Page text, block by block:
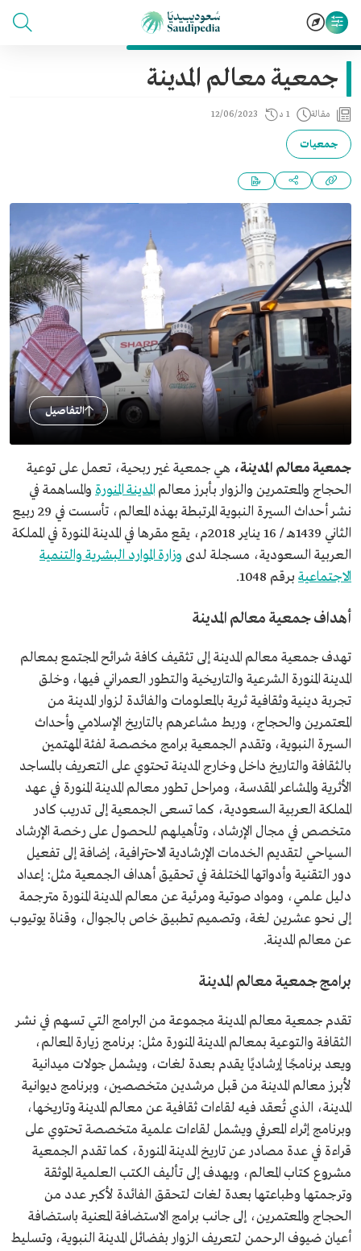
جمعية معالم المدينة
مقالة 1 د 12/06/2023
جمعيات
التفاصيل
جمعية معالم المدينة، هي جمعية غير ربحية، تعمل على توعية
الحجاج والمعتمرين والزوار بأبرز معالم المدينة المنورة والمساهمة في
نشر أحداث السيرة النبوية المرتبطة بهذه المعالم، تأسست في 29 ربيع
الثاني 1439هـ / 16 يناير 2018م، يقع مقرها في المدينة المنورة في المملكة
العربية السعودية، مسجلة لدى وزارة الموارد البشرية والتنمية
الاجتماعية برقم 1048.
أهداف جمعية معالم المدينة
تهدف جمعية معالم المدينة إلى تثقيف كافة شرائح المجتمع بمعالم
المدينة المنورة الشرعية والتاريخية والتطور العمراني فيها، وخلق
تجربة دينية وثقافية ثرية بالمعلومات والفائدة لزوار المدينة من
المعتمرين والحجاج، وربط مشاعرهم بالتاريخ الإسلامي وأحداث
السيرة النبوية، وتقدم الجمعية برامج مخصصة لفئة المهتمين
بالثقافة والتاريخ داخل وخارج المدينة تحتوي على التعريف بالمساجد
الأثرية والمشاعر المقدسة، ومراحل تطور معالم المدينة المنورة في عهد
المملكة العربية السعودية، كما تسعى الجمعية إلى تدريب كادر
متخصص في مجال الإرشاد، وتأهيلهم للحصول على رخصة الإرشاد
السياحي لتقديم الخدمات الإرشادية الاحترافية، إضافة إلى تفعيل
دور التقنية وأدواتها المختلفة في تحقيق أهداف الجمعية مثل: إعداد
دليل علمي، ومواد صوتية ومرئية عن معالم المدينة المنورة مترجمة
إلى نحو عشرين لغة، وتصميم تطبيق خاص بالجوال، وقناة يوتيوب
عن معالم المدينة.
برامج جمعية معالم المدينة
تقدم جمعية معالم المدينة مجموعة من البرامج التي تسهم في نشر
الثقافة والتوعية بمعالم المدينة المنورة مثل: برنامج زيارة المعالم،
ويعد برنامجًا إرشاديًا يقدم بعدة لغات، ويشمل جولات ميدانية
لأبرز معالم المدينة من قبل مرشدين متخصصين، وبرنامج ديوانية
المدينة، الذي تُعقد فيه لقاءات ثقافية عن معالم المدينة وتاريخها،
وبرنامج إثراء المعرفي ويشمل لقاءات علمية متخصصة تحتوي على
قراءة في عدة مصادر عن تاريخ المدينة المنورة، كما تقدم الجمعية
مشروع كتاب المعالم، ويهدف إلى تأليف الكتب العلمية الموثقة
وترجمتها وطباعتها بعدة لغات لتحقق الفائدة لأكبر عدد من
الحجاج والمعتمرين، إلى جانب برامج الاستضافة المعنية باستضافة
أعيان ضيوف الرحمن لتعريف الزوار بفضائل المدينة النبوية، وتسليط